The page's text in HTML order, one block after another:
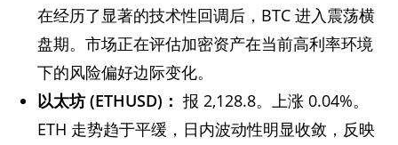
在经历了显著的技术性回调后，BTC 进入震荡横
盘期。市场正在评估加密资产在当前高利率环境
下的风险偏好边际变化。
以太坊 (ETHUSD)： 报 2,128.8。上涨 0.04%。
ETH 走势趋于平缓，日内波动性明显收敛，反映